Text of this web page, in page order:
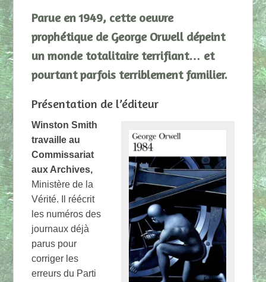
Parue en 1949, cette oeuvre
prophétique de George Orwell dépeint
un monde totalitaire terrifiant… et
pourtant parfois terriblement familier.
Présentation de l’éditeur
Winston Smith
travaille au
Commissariat
aux Archives,
Ministère de la
Vérité. Il réécrit
les numéros des
journaux déjà
parus pour
corriger les
erreurs du Parti